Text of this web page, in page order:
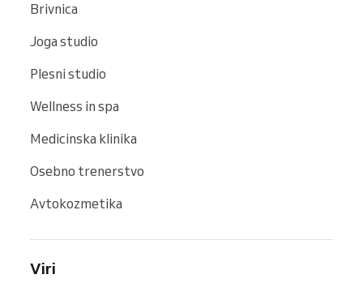
Brivnica
Joga studio
Plesni studio
Wellness in spa
Medicinska klinika
Osebno trenerstvo
Avtokozmetika
Viri